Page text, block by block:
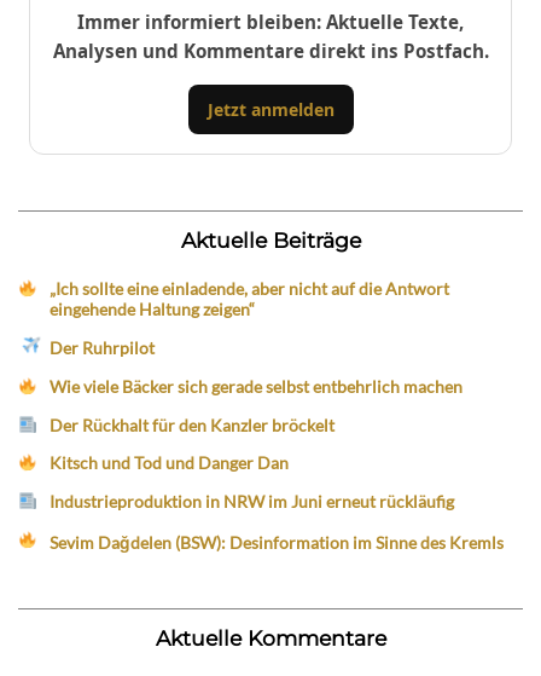
Immer informiert bleiben: Aktuelle Texte,
Analysen und Kommentare direkt ins Postfach.
Jetzt anmelden
Aktuelle Beiträge
„Ich sollte eine einladende, aber nicht auf die Antwort
eingehende Haltung zeigen“
Der Ruhrpilot
Wie viele Bäcker sich gerade selbst entbehrlich machen
Der Rückhalt für den Kanzler bröckelt
Kitsch und Tod und Danger Dan
Industrieproduktion in NRW im Juni erneut rückläufig
Sevim Dağdelen (BSW): Desinformation im Sinne des Kremls
Aktuelle Kommentare